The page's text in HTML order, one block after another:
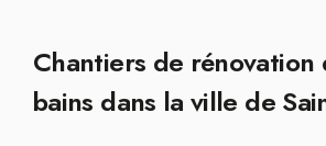
Chantiers de rénovation
bains dans la ville de